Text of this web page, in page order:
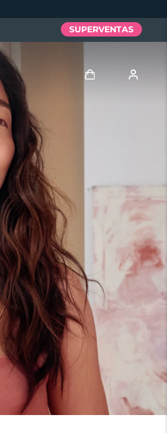
SUPERVENTAS
Mis pedidos
Mis direcciones
Mis suscripciones